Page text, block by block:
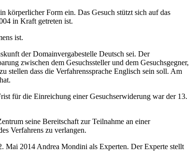
körperlicher Form ein. Das Gesuch stützt sich auf das
in Kraft getreten ist.
ist.
der Domainvergabestelle Deutsch sei. Der
zwischen dem Gesuchssteller und dem Gesuchsgegner,
stellen dass die Verfahrenssprache Englisch sein soll. Am
für die Einreichung einer Gesuchserwiderung war der 13.
seine Bereitschaft zur Teilnahme an einer
Verfahrens zu verlangen.
Mai 2014 Andrea Mondini als Experten. Der Experte stellt